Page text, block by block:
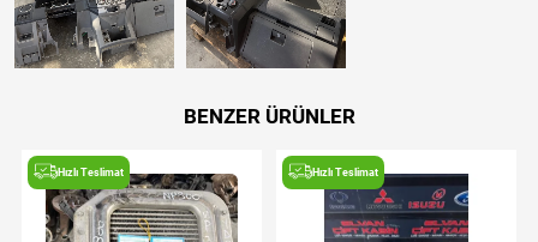
BENZER ÜRÜNLER
Hızlı Teslimat Hızlı Teslimat